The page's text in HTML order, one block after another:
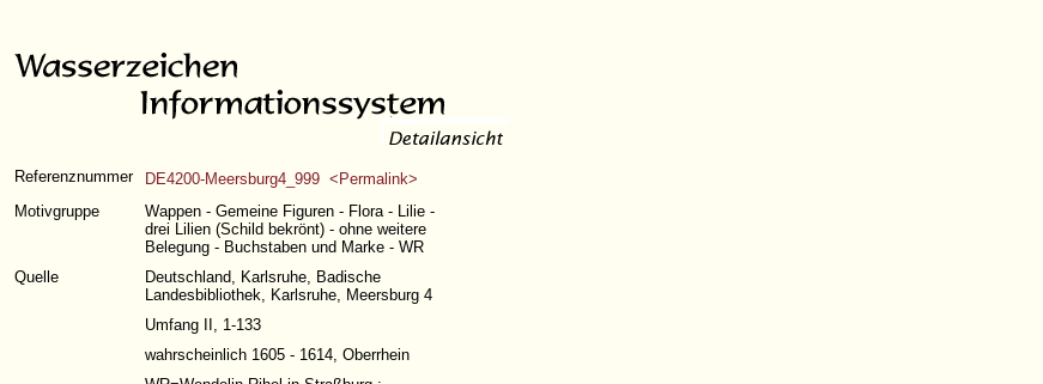
Referenznummer
DE4200-Meersburg4_999 <Permalink>
Motivgruppe
Wappen - Gemeine Figuren - Flora - Lilie -
drei Lilien (Schild bekrönt) - ohne weitere
Belegung - Buchstaben und Marke - WR
Quelle
Deutschland, Karlsruhe, Badische
Landesbibliothek, Karlsruhe, Meersburg 4
Umfang II, 1-133
wahrscheinlich 1605 - 1614, Oberrhein